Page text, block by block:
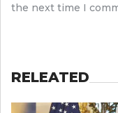
the next time I
RELEATED